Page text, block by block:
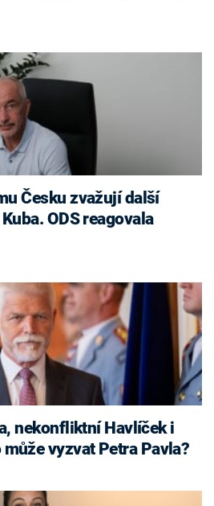
ODS reagovala
vyzvat Petra Pavla?